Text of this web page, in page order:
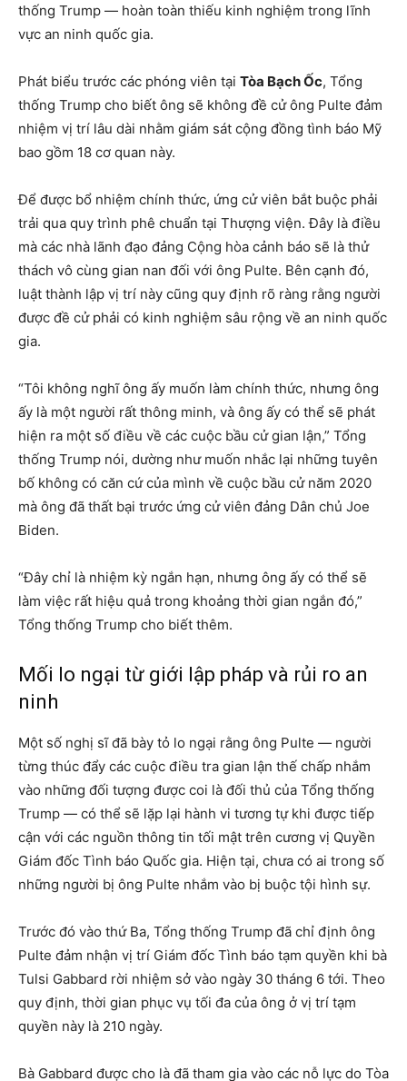
thống Trump — hoàn toàn thiếu kinh nghiệm trong lĩnh
vực an ninh quốc gia.
Phát biểu trước các phóng viên tại Tòa Bạch Ốc, Tổng
thống Trump cho biết ông sẽ không đề cử ông Pulte đảm
nhiệm vị trí lâu dài nhằm giám sát cộng đồng tình báo Mỹ
bao gồm 18 cơ quan này.
Để được bổ nhiệm chính thức, ứng cử viên bắt buộc phải
trải qua quy trình phê chuẩn tại Thượng viện. Đây là điều
mà các nhà lãnh đạo đảng Cộng hòa cảnh báo sẽ là thử
thách vô cùng gian nan đối với ông Pulte. Bên cạnh đó,
luật thành lập vị trí này cũng quy định rõ ràng rằng người
được đề cử phải có kinh nghiệm sâu rộng về an ninh quốc
gia.
“Tôi không nghĩ ông ấy muốn làm chính thức, nhưng ông
ấy là một người rất thông minh, và ông ấy có thể sẽ phát
hiện ra một số điều về các cuộc bầu cử gian lận,” Tổng
thống Trump nói, dường như muốn nhắc lại những tuyên
bố không có căn cứ của mình về cuộc bầu cử năm 2020
mà ông đã thất bại trước ứng cử viên đảng Dân chủ Joe
Biden.
“Đây chỉ là nhiệm kỳ ngắn hạn, nhưng ông ấy có thể sẽ
làm việc rất hiệu quả trong khoảng thời gian ngắn đó,”
Tổng thống Trump cho biết thêm.
Mối lo ngại từ giới lập pháp và rủi ro an
ninh
Một số nghị sĩ đã bày tỏ lo ngại rằng ông Pulte — người
từng thúc đẩy các cuộc điều tra gian lận thế chấp nhắm
vào những đối tượng được coi là đối thủ của Tổng thống
Trump — có thể sẽ lặp lại hành vi tương tự khi được tiếp
cận với các nguồn thông tin tối mật trên cương vị Quyền
Giám đốc Tình báo Quốc gia. Hiện tại, chưa có ai trong số
những người bị ông Pulte nhắm vào bị buộc tội hình sự.
Trước đó vào thứ Ba, Tổng thống Trump đã chỉ định ông
Pulte đảm nhận vị trí Giám đốc Tình báo tạm quyền khi bà
Tulsi Gabbard rời nhiệm sở vào ngày 30 tháng 6 tới. Theo
quy định, thời gian phục vụ tối đa của ông ở vị trí tạm
quyền này là 210 ngày.
Bà Gabbard được cho là đã tham gia vào các nỗ lực do Tòa